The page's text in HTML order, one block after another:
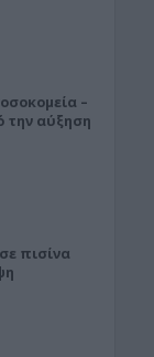
–
την αύξηση
πισίνα